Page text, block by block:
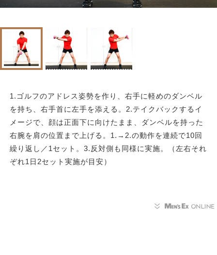
1.ゴルフのアドレス姿勢を作り、右手に軽めのダンベル
を持ち、右手首に左手を添える。2.テイクバックするイ
メージで、顔は正面下に向けたまま、ダンベルを持った
右腕を肩の位置まで上げる。1.→2.の動作を連続で10回
繰り返し／1セット。3.反対側も同様に実施。（左右それ
ぞれ1日2セット実施が目安）